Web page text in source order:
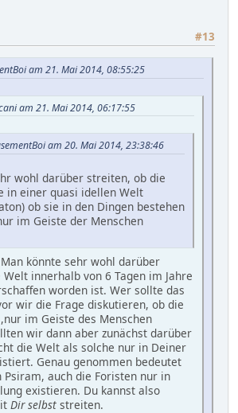
#13
am 21. Mai 2014, 08:55:25
am 21. Mai 2014, 06:17:55
am 20. Mai 2014, 23:38:46
wohl darüber streiten, ob die
in einer quasi idellen Welt
ob sie in den Dingen bestehen
im Geiste der Menschen
könnte sehr wohl darüber
Welt innerhalb von 6 Tagen im Jahre
worden ist. Wer sollte das
wir die Frage diskutieren, ob die
im Geiste des Menschen
wir dann aber zunächst darüber
die Welt als solche nur in Deiner
Genau genommen bedeutet
Psiram, auch die Foristen nur in
existieren. Du kannst also
Dir selbst streiten.